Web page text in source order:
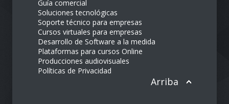
Guía comercial
Soluciones tecnológicas
Soporte técnico para empresas
Cursos virtuales para empresas
Desarrollo de Software a la medida
Plataformas para cursos Online
Producciones audiovisuales
Políticas de Privacidad
Arriba